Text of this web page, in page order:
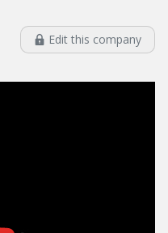
Edit this company